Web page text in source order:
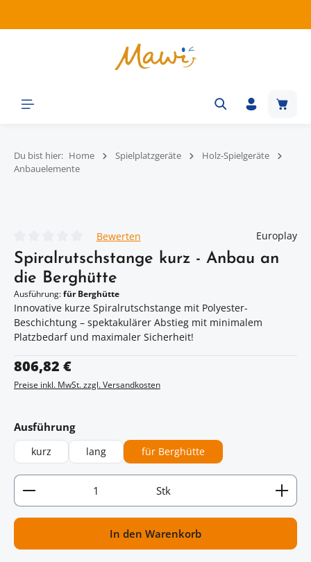
Du bist hier: Home Spielplatzgeräte
Holz-Spielgeräte
Anbauelemente
Durchschnittliche Bewertung von 0 von 5 Sternen
Bewerten Europlay
Spiralrutschstange kurz - Anbau an
die Berghütte
Ausführung:für Berghütte
Innovative kurze Spiralrutschstange mit Polyester-
Beschichtung – spektakulärer Abstieg mit minimalem
Platzbedarf und maximaler Sicherheit!
Regulärer Preis:
806,82 €
Preise inkl. MwSt. zzgl. Versandkosten
Ausführungauswählen
kurz lang für Berghütte
Artikel Anzahl: Gib den gewünschten Wert ein
Stk
In den Warenkorb